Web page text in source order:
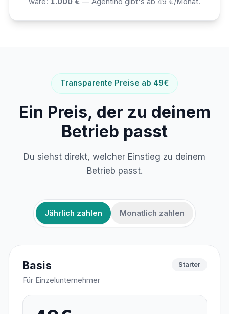
Transparente Preise ab 49€
Ein Preis, der zu deinem
Betrieb passt
Du siehst direkt, welcher Einstieg zu deinem
Betrieb passt.
Jährlich zahlen Monatlich zahlen
Basis
Für Einzelunternehmer
Starter